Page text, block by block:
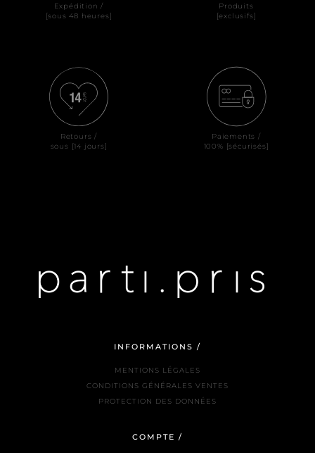
Expédition /
[sous 48 heures]
Produits
[exclusifs]
Retours /
sous [14 jours]
Paiements /
100% [sécurisés]
INFORMATIONS /
MENTIONS LÉGALES
CONDITIONS GÉNÉRALES VENTES
PROTECTION DES DONNÉES
COMPTE /